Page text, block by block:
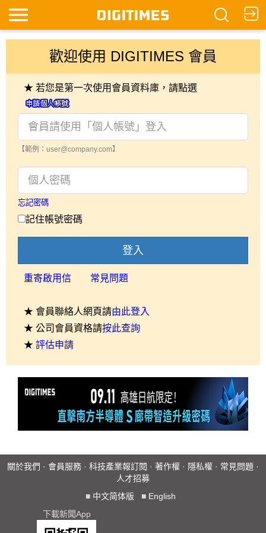
歡迎使用 DIGITIMES 會員
★ 若您是第一次使用會員資料庫，請點選
【範例：user@company.com】
忘記密碼
記住帳號密碼
登入
重寄啟用信 常見問題
★ 會員聯絡人網頁請由此登入
★ 公司會員資格請按此查詢
★ 評估申請
關於我們 · 會員服務 · 科技產業報訂閱 · 著作權 · 隱私權 · 常見問題 ·
人才招募
■ 中文简体版 ■ English
下載新聞App